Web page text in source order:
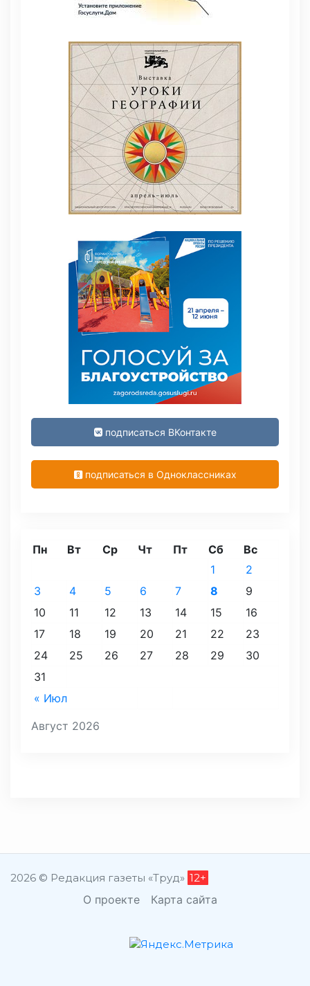
подписаться ВКонтакте
подписаться в Одноклассниках
Август 2026
Пн Вт Ср Чт Пт Сб Вс
« Июл
1
2
3
4 5 6 7 8
9
10
11 12 13 14 15
16
17
18 19 20 21 22
23
24
25 26 27 28 29
30
31
2026 © Редакция газеты «Труд» 12+
О проекте Карта сайта